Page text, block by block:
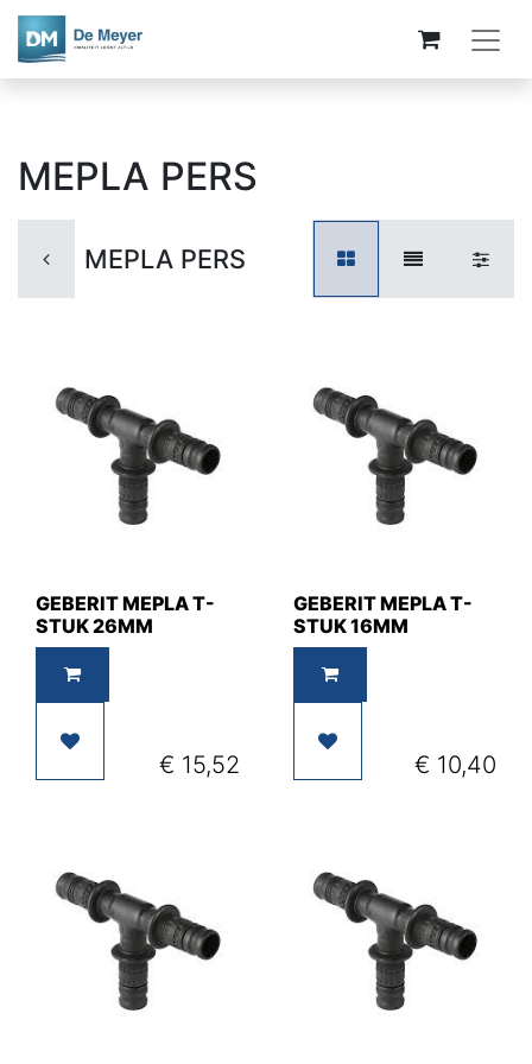
MEPLA PERS
MEPLA PERS
GEBERIT MEPLA T-
STUK 26MM
€ 15,52
GEBERIT MEPLA T-
STUK 16MM
€ 10,40